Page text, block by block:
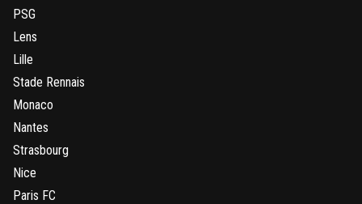
PSG
Lens
Lille
Stade Rennais
Monaco
Nantes
Strasbourg
Nice
Paris FC